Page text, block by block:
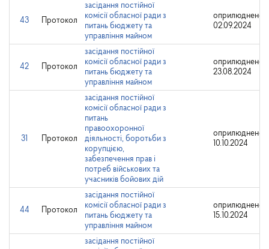
43 Протокол
засідання постійної
комісії обласної ради з
питань бюджету та
управління майном
оприлюднено:
02.09.2024
42 Протокол
засідання постійної
комісії обласної ради з
питань бюджету та
управління майном
оприлюднено:
23.08.2024
31 Протокол
засідання постійної
комісії обласної ради з
питань
правоохоронної
діяльності, боротьби з
корупцією,
забезпечення прав і
потреб військових та
учасників бойових дій
оприлюднено:
10.10.2024
44 Протокол
засідання постійної
комісії обласної ради з
питань бюджету та
управління майном
оприлюднено:
15.10.2024
засідання постійної